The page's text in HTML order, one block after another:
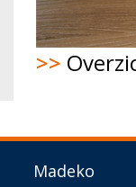
>>
Madeko